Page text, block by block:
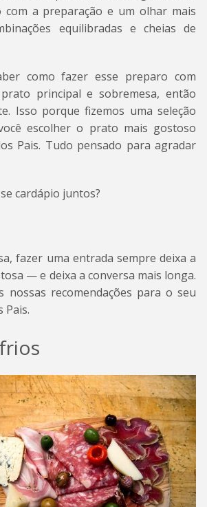
com a preparação e um olhar mais
equilibradas e cheias de
como fazer esse preparo com
principal e sobremesa, então
Isso porque fizemos uma seleção
escolher o prato mais gostoso
Pais. Tudo pensado para agradar
cardápio juntos?
fazer uma entrada sempre deixa a
— e deixa a conversa mais longa.
nossas recomendações para o seu
Pais.